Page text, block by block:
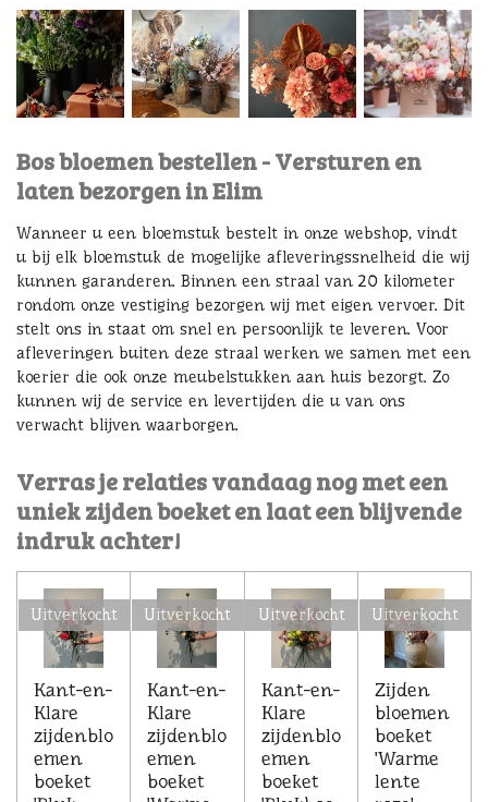
Bos bloemen bestellen - Versturen en
laten bezorgen in Elim
Wanneer u een bloemstuk bestelt in onze webshop, vindt
u bij elk bloemstuk de mogelijke afleveringssnelheid die wij
kunnen garanderen. Binnen een straal van 20 kilometer
rondom onze vestiging bezorgen wij met eigen vervoer. Dit
stelt ons in staat om snel en persoonlijk te leveren. Voor
afleveringen buiten deze straal werken we samen met een
koerier die ook onze meubelstukken aan huis bezorgt. Zo
kunnen wij de service en levertijden die u van ons
verwacht blijven waarborgen.
Verras je relaties vandaag nog met een
uniek zijden boeket en laat een blijvende
indruk achter!
Uitverkocht
Kant-en-
Klare
zijdenblo
emen
boeket
Uitverkocht
Kant-en-
Klare
zijdenblo
emen
boeket
Uitverkocht
Kant-en-
Klare
zijdenblo
emen
boeket
Uitverkocht
Zijden
bloemen
boeket
'Warme
lente